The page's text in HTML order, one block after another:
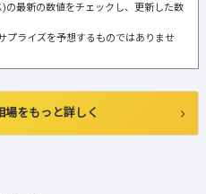
最新の数値をチェックし、更新した数
ライズを予想するものではありませ
をもっと詳しく